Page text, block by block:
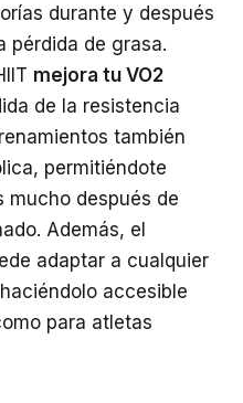
durante y después
pérdida de grasa.
mejora tu VO2
de la resistencia
también
permitiéndote
mucho después de
Además, el
adaptar a cualquier
accesible
para atletas